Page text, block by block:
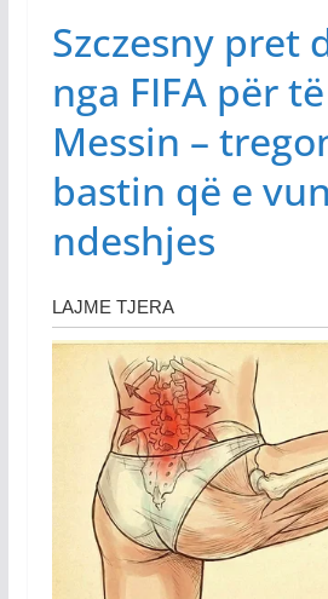
Szczesny pret
nga FIFA për
Messin –
bastin që e
ndeshjes